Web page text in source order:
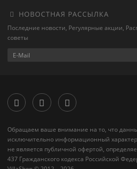
НОВОСТНАЯ РАССЫЛКА
Последние новости, Регулярные акции,
советы
Обращаем ваше внимание на то, что
исключительно информационный
не является публичной офертой,
437 Гражданского кодекса Российской